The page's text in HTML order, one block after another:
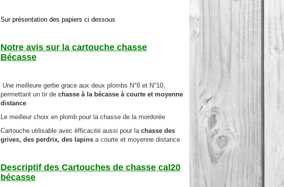
Sur présentation des papiers ci dessous
Notre avis sur la cartouche chasse
Bécasse
Une meilleure gerbe grace aux deux plombs N°8 et N°10,
permettant un tir de chasse à la bécasse à courte et moyenne
distance.
Le meilleur choix en plomb pour la chasse de la mordorée
Cartouche utilisable avec éfficacité aussi pour la chasse des
grives, des perdrix, des lapins a courte et moyenne distance
Descriptif des Cartouches de chasse cal20
bécasse